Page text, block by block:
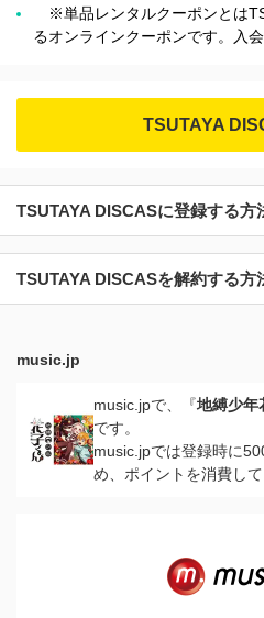
※単品レンタルクーポンとは
るオンラインクーポンです。入
TSUTAYA
TSUTAYA DISCASに登録する方
TSUTAYA DISCASを解約する方
music.jp
music.jpで、『地縛少年
です。
music.jpでは登録時に
め、ポイントを消費し